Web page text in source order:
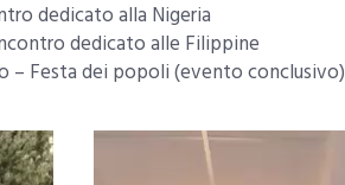
dedicato alla Nigeria
dedicato alle Filippine
– Festa dei popoli (evento conclusivo)